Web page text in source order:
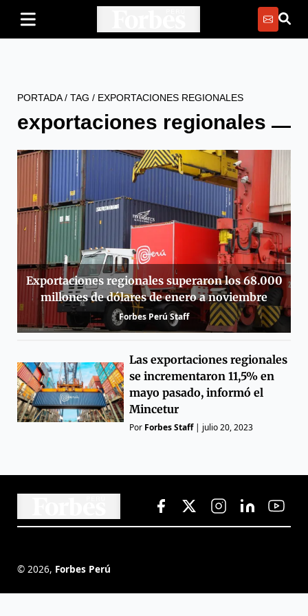
PORTADA/ TAG / EXPORTACIONES REGIONALES
exportaciones regionales
Exportaciones regionales superaron los 68.000
millones de dólares de enero a noviembre
Forbes Perú Staff
Las exportaciones regionales
se incrementaron 11,5% en
mayo pasado, informó el
Mincetur
Por Forbes Staff| julio 20, 2023
© 2026, Forbes Perú